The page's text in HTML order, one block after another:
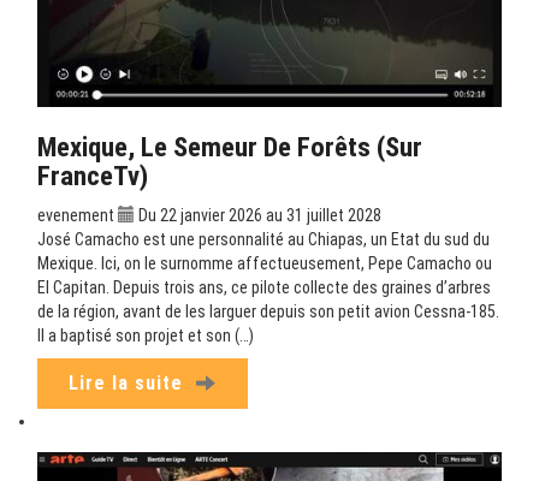
Mexique, Le Semeur De Forêts (sur
FranceTv)
evenement
Du 22 janvier 2026 au 31 juillet 2028
José Camacho est une personnalité au Chiapas, un Etat du sud du
Mexique. Ici, on le surnomme affectueusement, Pepe Camacho ou
El Capitan. Depuis trois ans, ce pilote collecte des graines d’arbres
de la région, avant de les larguer depuis son petit avion Cessna-185.
Il a baptisé son projet et son (…)
Lire la suite